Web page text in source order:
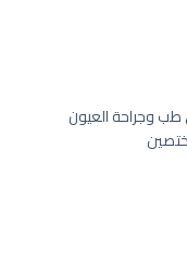
طب وجراحة العيون